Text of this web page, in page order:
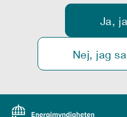
Ja,
Nej, jag